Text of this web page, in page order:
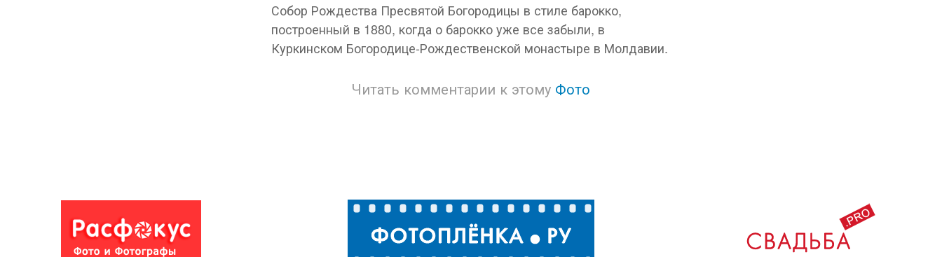
Собор Рождества Пресвятой Богородицы в стиле барокко,
построенный в 1880, когда о барокко уже все забыли, в
Куркинском Богородице-Рождественской монастыре в Молдавии.
Читать комментарии к этому Фото